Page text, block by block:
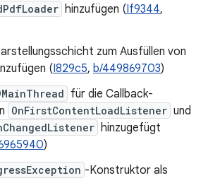
hinzufügen (If9344,
zum Ausfüllen von
(I829c5, b/449869703)
für die Callback-
OnFirstContentLoadListener und
hinzugefügt
)
-Konstruktor als